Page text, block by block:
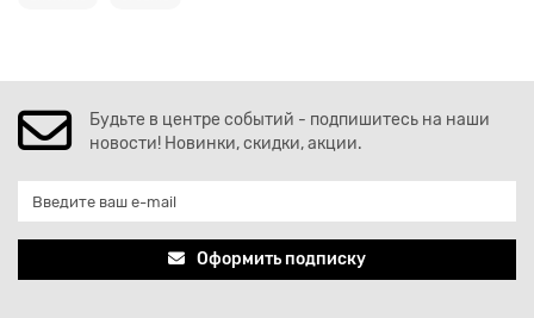
Будьте в центре событий - подпишитесь на наши
новости! Новинки, скидки, акции.
Оформить подписку